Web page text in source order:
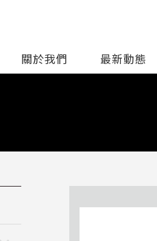
關於我們 最新動態